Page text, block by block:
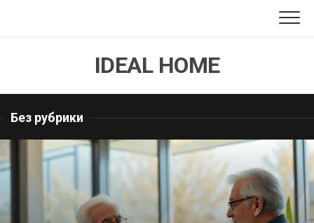
IDEAL HOME
Без рубрики